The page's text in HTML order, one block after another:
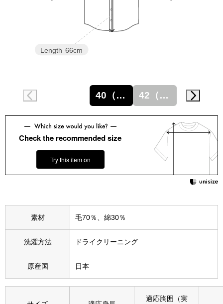
ビー すべて見る
スニーカー
その他
財布／小物
財布／コイン
革小物
ポーチ
その他
ウオッチ
Length 66cm
40（M） 42（L）
Check the recommended size
Try this item on
素材 毛70％、綿30％
洗濯方法 ドライクリーニング
原産国 日本
適応胸囲（実